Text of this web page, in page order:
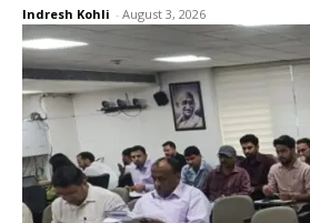
Indresh Kohli - August 3, 2026